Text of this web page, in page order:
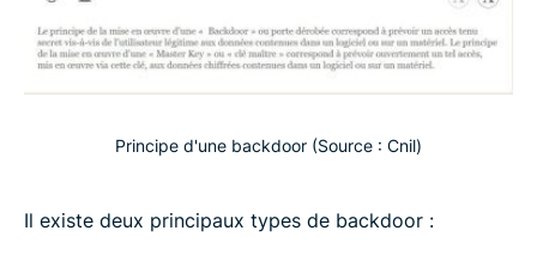
Principe d'une backdoor (Source : Cnil)
Il existe deux principaux types de backdoor :